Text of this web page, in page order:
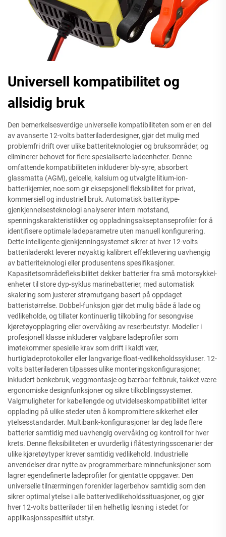
Universell kompatibilitet og
allsidig bruk
Den bemerkelsesverdige universelle kompatibiliteten som er en del
av avanserte 12-volts batteriladerdesigner, gjør det mulig med
problemfri drift over ulike batteriteknologier og bruksområder, og
eliminerer behovet for flere spesialiserte ladeenheter. Denne
omfattende kompatibiliteten inkluderer bly-syre, absorbert
glassmatta (AGM), gelcelle, kalsium og utvalgte litium-ion-
batterikjemier, noe som gir eksepsjonell fleksibilitet for privat,
kommersiell og industriell bruk. Automatisk batteritype-
gjenkjennelsesteknologi analyserer intern motstand,
spenningskarakteristikker og oppladningsakseptanseprofiler for å
identifisere optimale ladeparametre uten manuell konfigurering.
Dette intelligente gjenkjenningsystemet sikrer at hver 12-volts
batteriladerøkt leverer nøyaktig kalibrert effektlevering uavhengig
av batteriteknologi eller produsentens spesifikasjoner.
Kapasitetsområdefleksibilitet dekker batterier fra små motorsykkel-
enheter til store dyp-syklus marinebatterier, med automatisk
skalering som justerer strømutgang basert på oppdaget
batteristørrelse. Dobbel-funksjon gjør det mulig både å lade og
vedlikeholde, og tillater kontinuerlig tilkobling for sesongvise
kjøretøyopplagring eller overvåking av reserbeutstyr. Modeller i
profesjonell klasse inkluderer valgbare ladeprofiler som
imøtekommer spesielle krav som drift i kaldt vær,
hurtigladeprotokoller eller langvarige float-vedlikeholdssykluser. 12-
volts batteriladeren tilpasses ulike monteringskonfigurasjoner,
inkludert benkebruk, veggmontasje og bærbar feltbruk, takket være
ergonomiske designfunksjoner og sikre tilkoblingssystemer.
Valgmuligheter for kabellengde og utvidelseskompatibilitet letter
opplading på ulike steder uten å kompromittere sikkerhet eller
ytelsesstandarder. Multibank-konfigurasjoner lar deg lade flere
batterier samtidig med uavhengig overvåking og kontroll for hver
krets. Denne fleksibiliteten er uvurderlig i flåtestyringsscenarier der
ulike kjøretøytyper krever samtidig vedlikehold. Industrielle
anvendelser drar nytte av programmerbare minnefunksjoner som
lagrer egendefinerte ladeprofiler for gjentatte oppgaver. Den
universelle tilnærmingen forenkler lagerbehov samtidig som den
sikrer optimal ytelse i alle batterivedlikeholdssituasjoner, og gjør
hver 12-volts batterilader til en helhetlig løsning i stedet for
applikasjonsspesifikt utstyr.